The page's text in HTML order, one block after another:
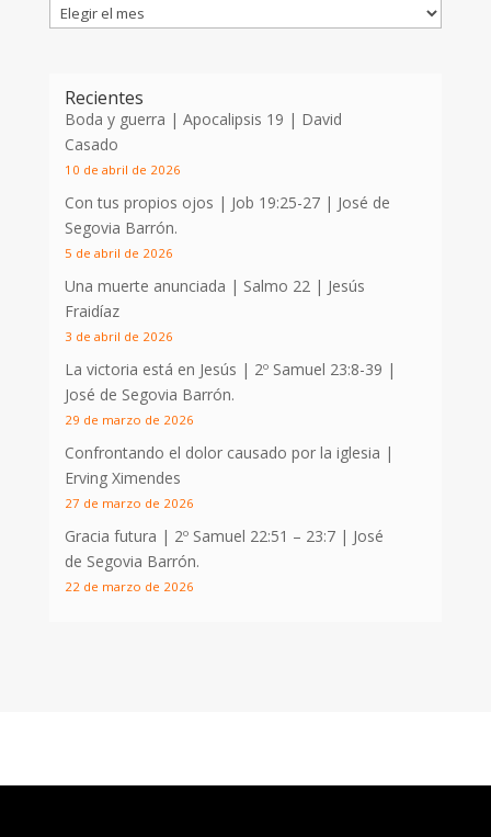
Recientes
Boda y guerra | Apocalipsis 19 | David
Casado
10 de abril de 2026
Con tus propios ojos | Job 19:25-27| José de
Segovia Barrón.
5 de abril de 2026
Una muerte anunciada | Salmo 22| Jesús
Fraidíaz
3 de abril de 2026
La victoria está en Jesús | 2º Samuel 23:8-39 |
José de Segovia Barrón.
29 de marzo de 2026
Confrontando el dolor causado por la iglesia |
Erving Ximendes
27 de marzo de 2026
Gracia futura | 2º Samuel 22:51 – 23:7| José
de Segovia Barrón.
22 de marzo de 2026